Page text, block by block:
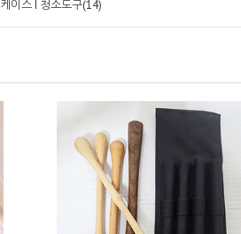
케이스 I 청소도구(14)